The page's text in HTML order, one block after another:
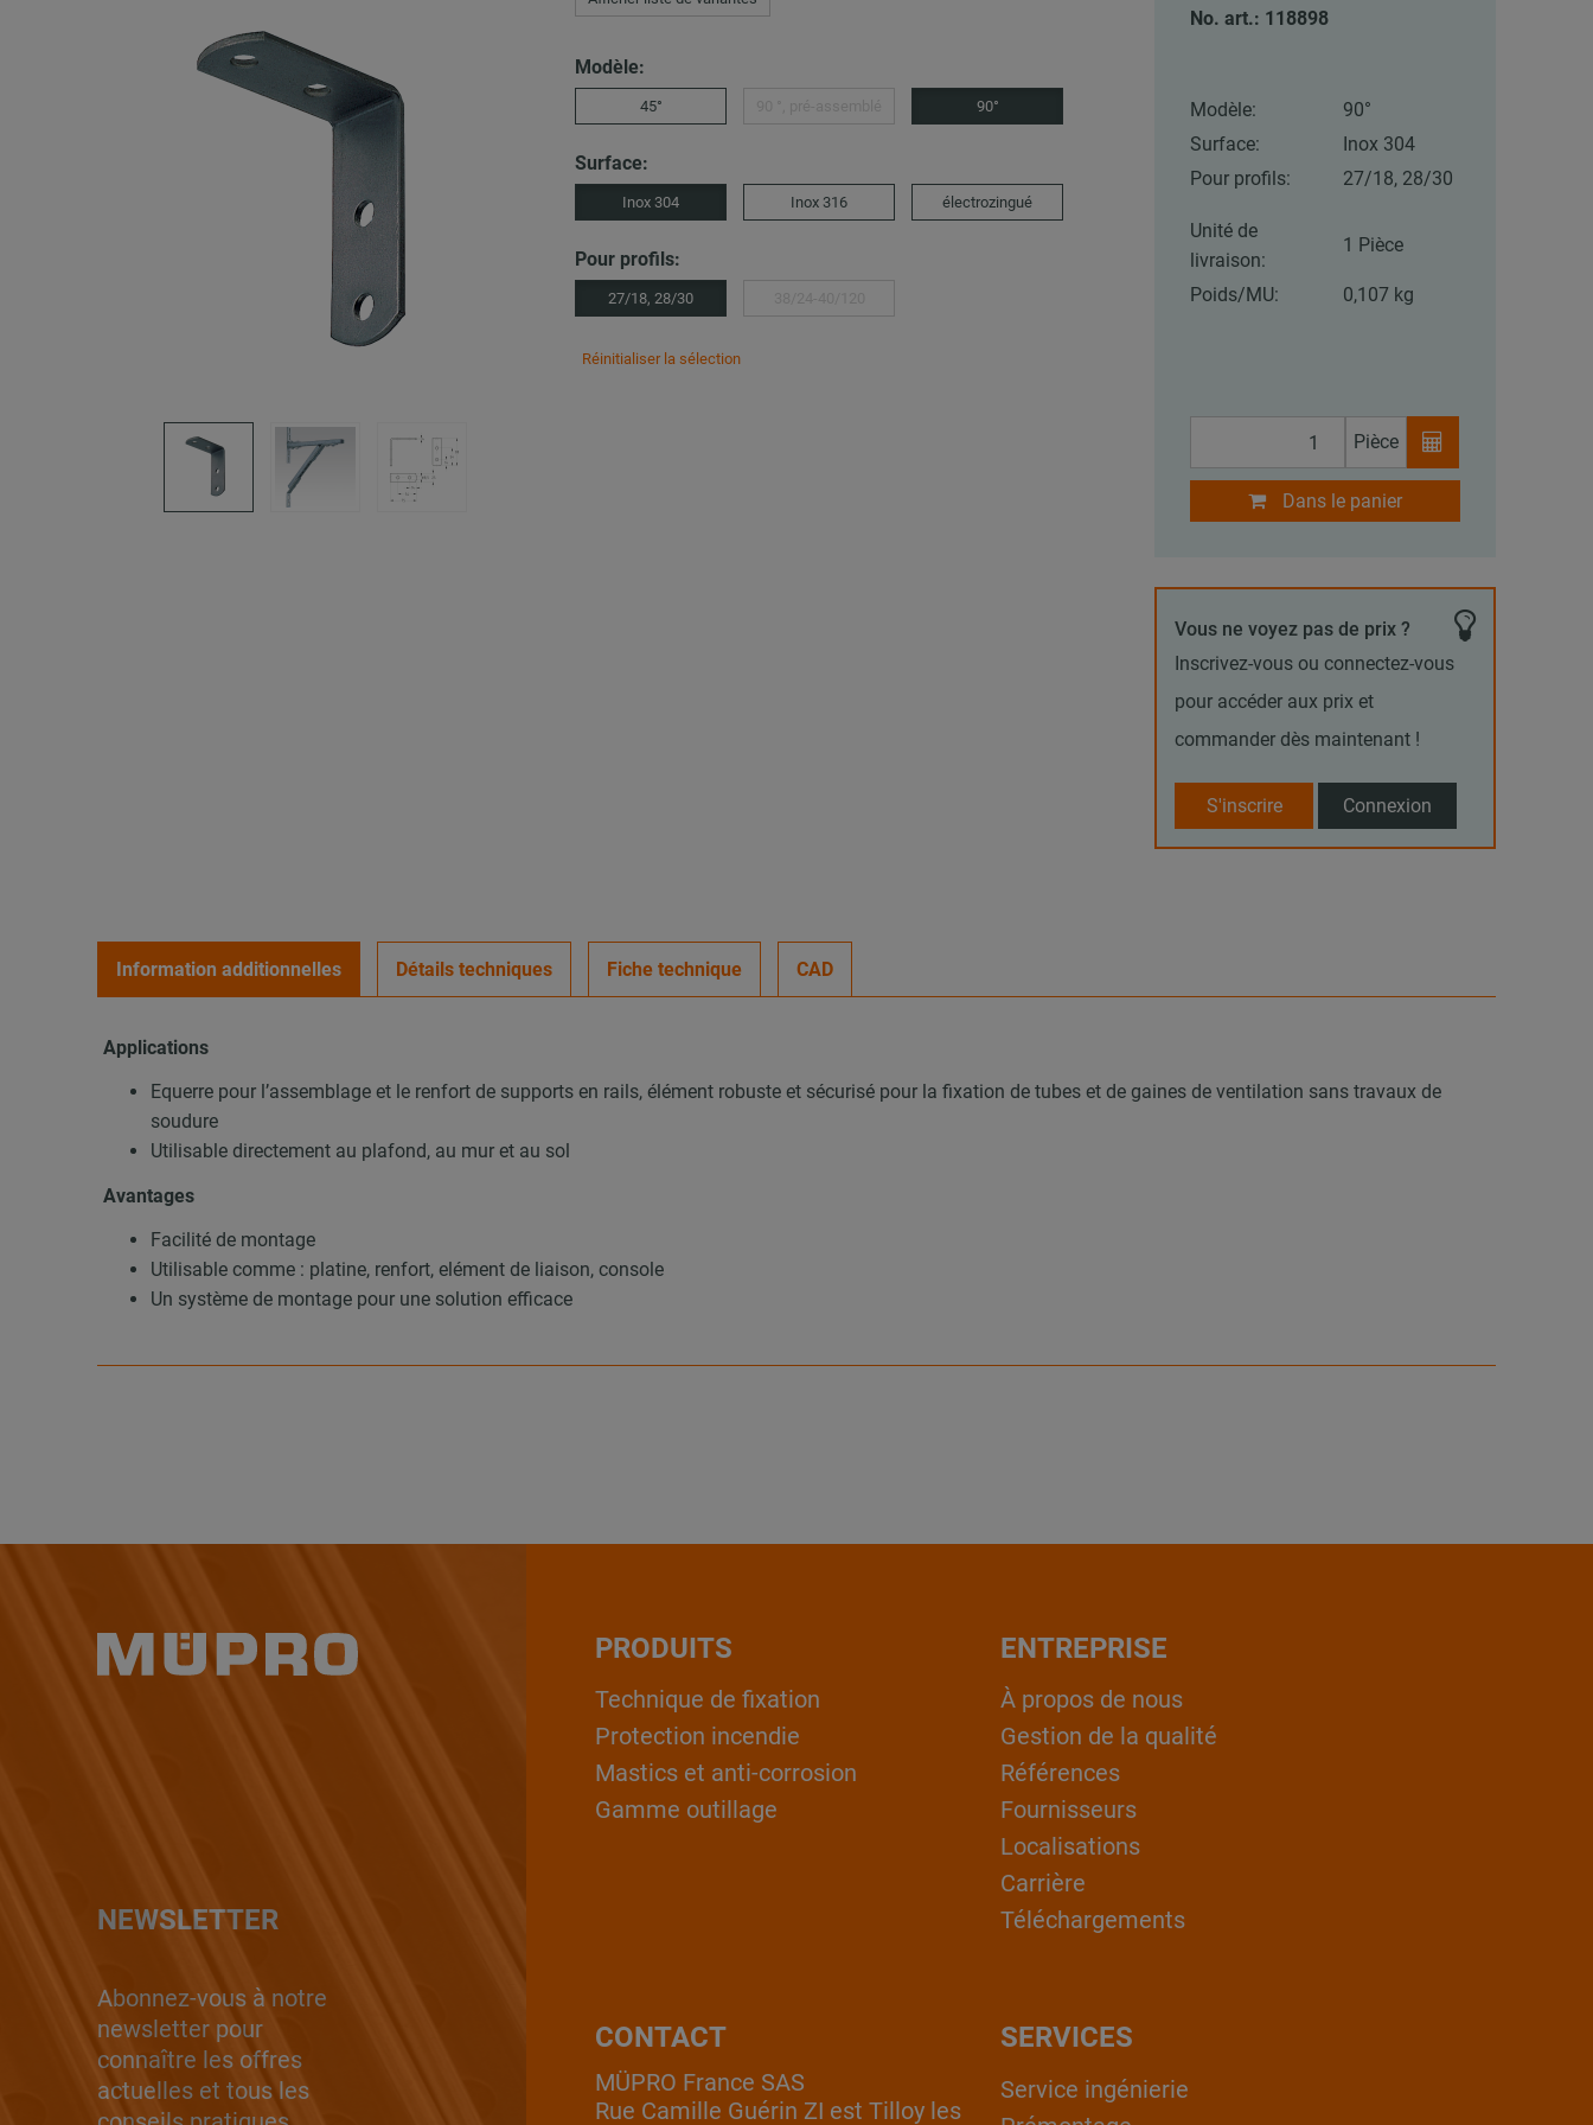
Modèle:
45° 90°
Surface:
Inox 304 Inox 316 électrozingué
Pour profils:
27/18, 28/30
Réinitialiser la sélection
No. art.: 118898
Modèle:
90°
Surface:
Inox 304
Pour profils:
27/18, 28/30
Unité de
livraison:
1 Pièce
Poids/MU: 0,107 kg
Pièce
Dans le panier
Vous ne voyez pas de prix ?
Inscrivez-vous ou connectez-vous
pour accéder aux prix et
commander dès maintenant !
S'inscrire Connexion
Information additionnelles Détails techniques Fiche technique CAD
Applications
Equerre pour l’assemblage et le renfort de supports en rails, élément robuste et sécurisé pour la fixation de tubes et de gaines de ventilation sans travaux de
soudure
Utilisable directement au plafond, au mur et au sol
Avantages
Facilité de montage
Utilisable comme : platine, renfort, elément de liaison, console
Un système de montage pour une solution efficace
NEWSLETTER
Abonnez-vous à notre
newsletter pour
connaître les offres
actuelles et tous les
PRODUITS
Technique de fixation
Protection incendie
Mastics et anti-corrosion
Gamme outillage
ENTREPRISE
À propos de nous
Gestion de la qualité
Références
Fournisseurs
Localisations
Carrière
Téléchargements
CONTACT
MÜPRO France SAS
Rue Camille Guérin ZI est Tilloy les
SERVICES
Service ingénierie